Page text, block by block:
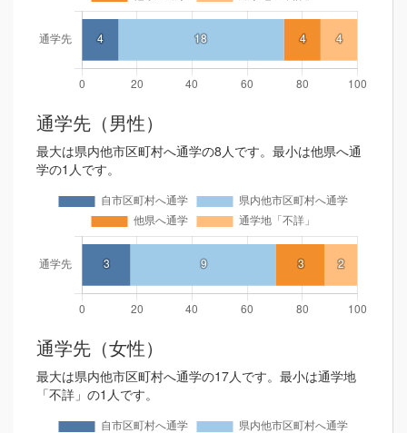
通学先（男性）
最大は県内他市区町村へ通学の8人です。最小は他県へ通
学の1人です。
通学先（女性）
最大は県内他市区町村へ通学の17人です。最小は通学地
「不詳」の1人です。